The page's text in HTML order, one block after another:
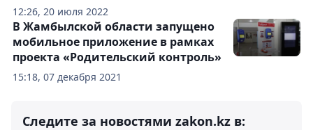
12:26, 20 июля 2022
15:18, 07 декабря 2021
В Жамбылской области запущено
мобильное приложение в рамках
проекта «Родительский контроль»
Следите за новостями zakon.kz в: